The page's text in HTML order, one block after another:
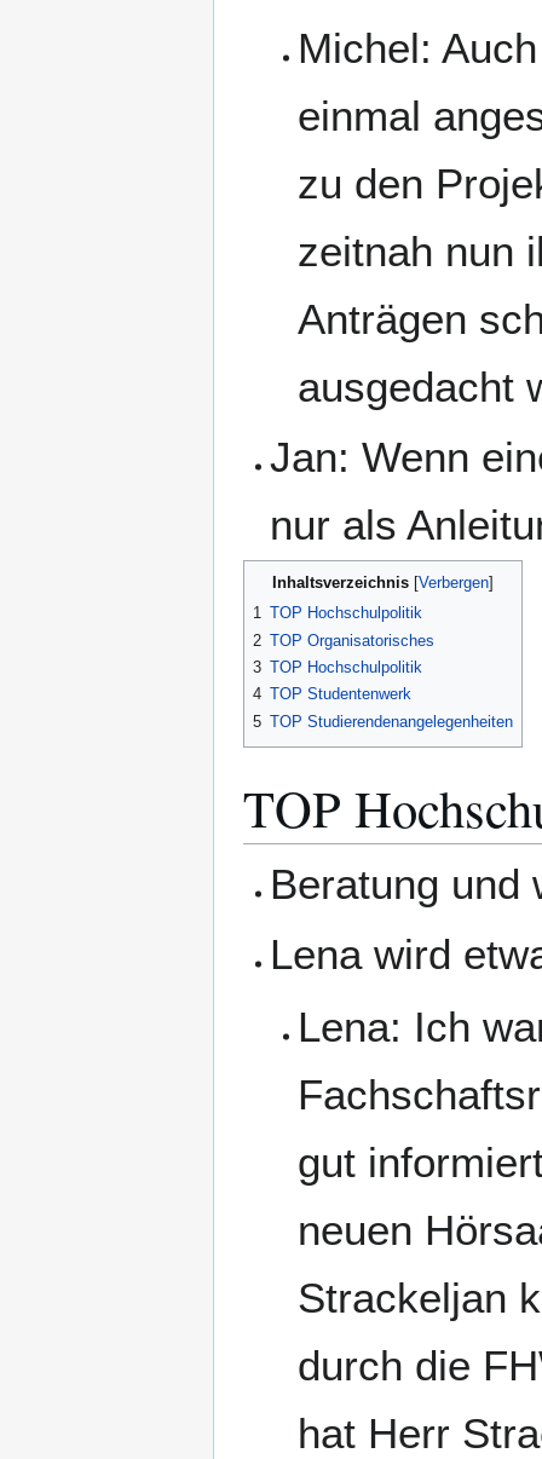
Michel:
einmal
zu den
zeitnah nun
Anträgen
ausgedacht
Jan: Wenn
nur als
Inhaltsverzeichnis
1 TOP Hochschulpolitik
2 TOP Organisatorisches
3 TOP Hochschulpolitik
4 TOP Studentenwerk
5 TOP Studierendenangelegenheiten
TOP
Beratung und
Lena wird
Lena: Ich
gut
neuen
Strackeljan
durch die
hat Herr